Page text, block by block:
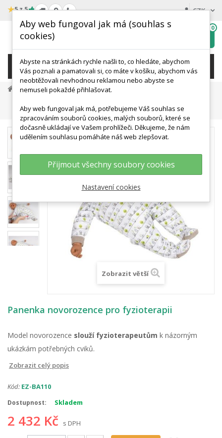
★5 z 5 CZK
wishlist
0
KATEGORIE
Medicínská Simulace A Výcvik
Panenka Novorozence Pro Fyzioterapii
Zobrazit větší
Panenka novorozence pro fyzioterapii
Model novorozence slouží fyzioterapeutům k názorným
ukázkám potřebných cviků.
Zobrazit celý popis
Kód: EZ-BA110
Dostupnost: Skladem
2 432 Kč s DPH
Aby web fungoval jak má (souhlas s
cookies)
Abyste na stránkách rychle našli to, co hledáte, abychom
Vás poznali a pamatovali si, co máte v košíku, abychom vás
neobtěžovali nevhodnou reklamou nebo abyste se
nemuseli pokaždé přihlašovat.
Aby web fungoval jak má, potřebujeme Váš souhlas se
zpracováním souborů cookies, malých souborů, které se
dočasně ukládají ve Vašem prohlížeči. Děkujeme, že nám
udělením souhlasu pomáháte náš web zlepšovat.
Přijmout všechny soubory cookies
Nastavení cookies